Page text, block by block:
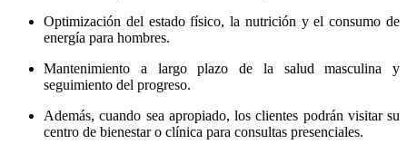
Optimización del estado físico, la nutrición y el consumo de
energía para hombres.
Mantenimiento a largo plazo de la salud masculina y
seguimiento del progreso.
Además, cuando sea apropiado, los clientes podrán visitar su
centro de bienestar o clínica para consultas presenciales.